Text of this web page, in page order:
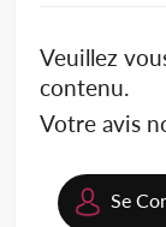
Veuillez
contenu.
Votre avis
Se